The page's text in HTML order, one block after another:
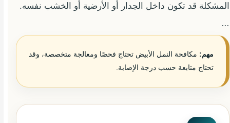
المشكلة قد تكون داخل الجدار أو الأرضية أو الخشب نفسه.
```
مهم: مكافحة النمل الأبيض تحتاج فحصًا ومعالجة متخصصة، وقد
تحتاج متابعة حسب درجة الإصابة.